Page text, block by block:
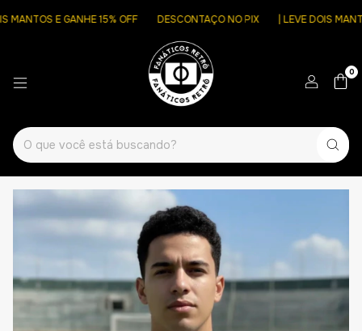
E GANHE 15% OFF DESCONTAÇO NO PIX | LEVE DOIS
0